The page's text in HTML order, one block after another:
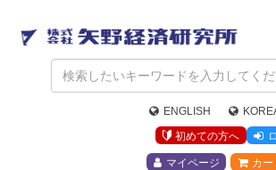
矢
野
経
済
研
究
所
ENGLISH
初めての方へ
マイページ カー